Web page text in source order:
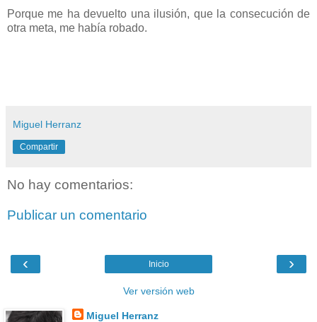
Porque me ha devuelto una ilusión, que la consecución de
otra meta, me había robado.
Miguel Herranz
Compartir
No hay comentarios:
Publicar un comentario
‹ ›
Inicio
Ver versión web
Miguel Herranz